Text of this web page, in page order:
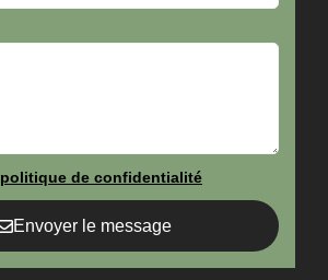
politique de confidentialité
Envoyer le message